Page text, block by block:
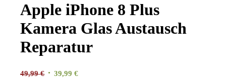
Apple iPhone 8 Plus
Kamera Glas Austausch
Reparatur
49,99€ Ursprünglicher
39,99€Aktueller